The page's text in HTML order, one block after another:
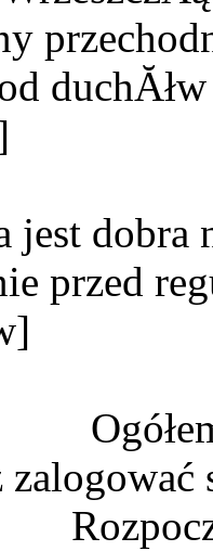
jest
przed